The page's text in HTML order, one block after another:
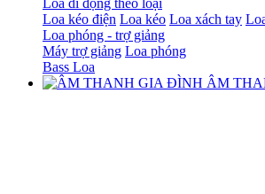
Loa di động theo loại
Loa kéo điện Loa kéo Loa xách tay
Loa phóng - trợ giảng
Máy trợ giảng Loa phóng
Bass Loa
ÂM